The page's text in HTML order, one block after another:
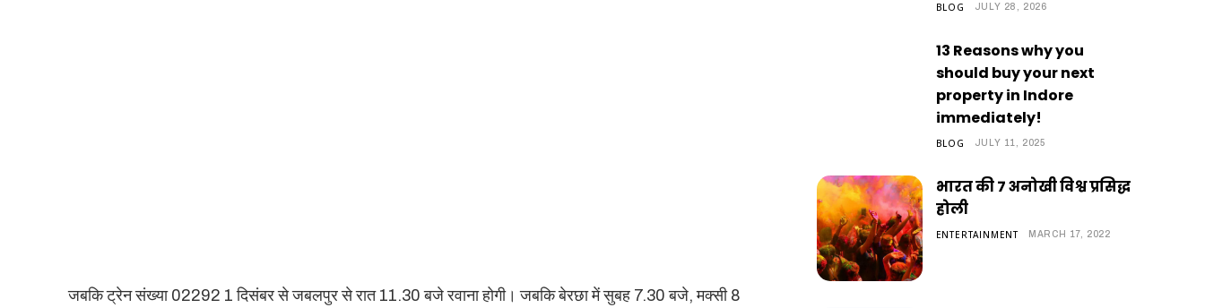
जबकि ट्रेन संख्या 02292 1 दिसंबर से जबलपुर से रात 11.30 बजे रवाना होगी। जबकि बेरछा में सुबह 7.30 बजे, मक्सी 8
BLOG JULY 28, 2026
13 Reasons why you
should buy your next
property in Indore
immediately!
BLOG JULY 11, 2025
भारत की 7 अनोखी विश्व प्रसिद्ध
होली
ENTERTAINMENT MARCH 17, 2022